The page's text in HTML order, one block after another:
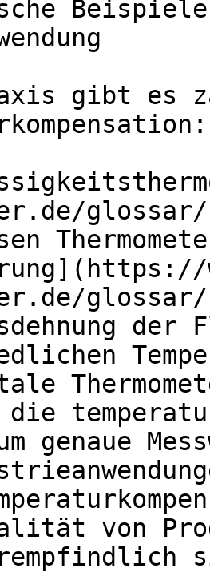
Beispiele
gibt es
die
genaue
von